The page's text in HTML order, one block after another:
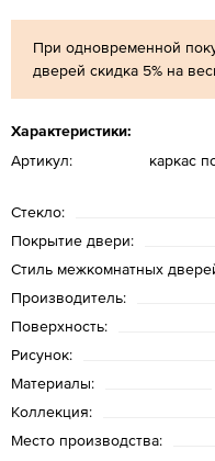
При одновременной
дверей скидка 5% на
Характеристики:
Артикул:
каркас
Стекло:
Покрытие двери:
Стиль межкомнатных
Производитель:
Поверхность:
Рисунок:
Материалы:
Коллекция:
Место производства: